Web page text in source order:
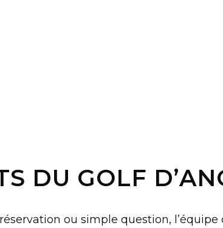
DU GOLF
ou simple question, l’équipe